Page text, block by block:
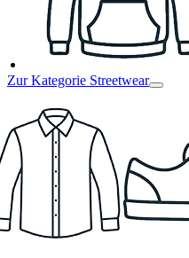
Zur Kategorie Streetwear